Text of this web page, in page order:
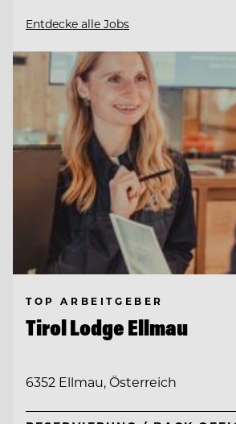
Entdecke alle Jobs
TOP ARBEITGEBER
Tirol Lodge Ellmau
6352 Ellmau, Österreich